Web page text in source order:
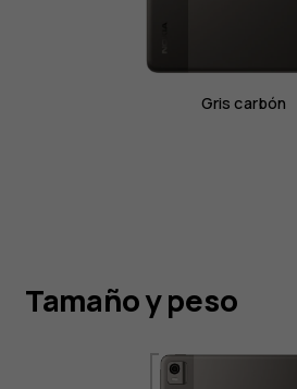
Gris carbón
Tamaño y peso